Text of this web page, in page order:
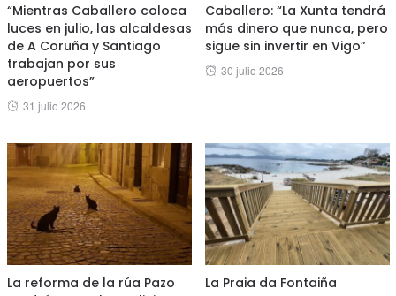
“Mientras Caballero coloca
luces en julio, las alcaldesas
de A Coruña y Santiago
trabajan por sus
aeropuertos”
Posted
31 julio 2026
Caballero: “La Xunta tendrá
más dinero que nunca, pero
sigue sin invertir en Vigo”
Posted
30 julio 2026
La reforma de la rúa Pazo
La Praia da Fontaiña